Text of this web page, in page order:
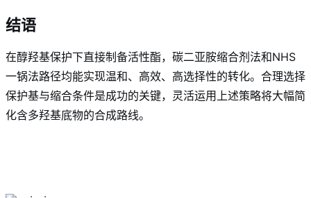
结语
在醇羟基保护下直接制备活性酯，碳二亚胺缩合剂法和NHS
一锅法路径均能实现温和、高效、高选择性的转化。合理选择
保护基与缩合条件是成功的关键，灵活运用上述策略将大幅简
化含多羟基底物的合成路线。